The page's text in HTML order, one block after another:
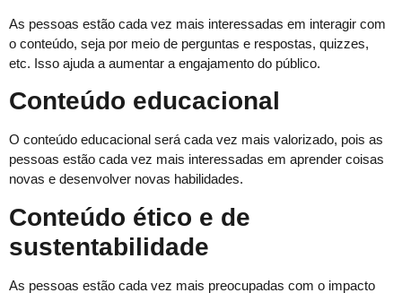
As pessoas estão cada vez mais interessadas em interagir com
o conteúdo, seja por meio de perguntas e respostas, quizzes,
etc. Isso ajuda a aumentar a engajamento do público.
Conteúdo educacional
O conteúdo educacional será cada vez mais valorizado, pois as
pessoas estão cada vez mais interessadas em aprender coisas
novas e desenvolver novas habilidades.
Conteúdo ético e de
sustentabilidade
As pessoas estão cada vez mais preocupadas com o impacto